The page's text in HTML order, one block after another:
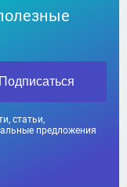
Подписаться
статьи,
предложения